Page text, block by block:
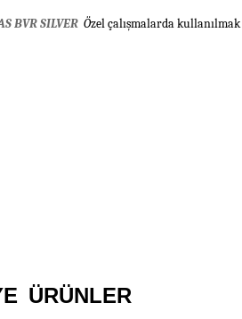
BVR SILVER Özel çalışmalarda kullanılmak
ÜRÜNLER